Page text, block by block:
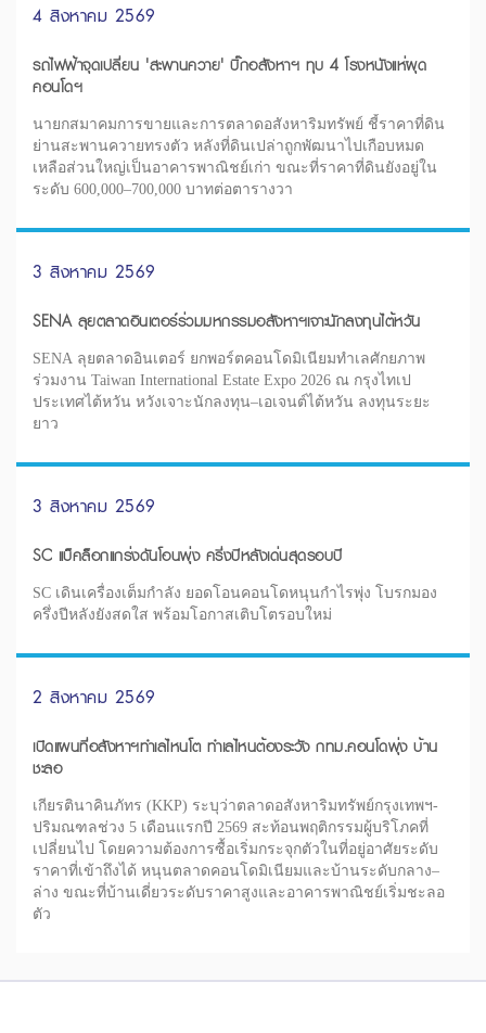
4 สิงหาคม 2569
รถไฟฟ้าจุดเปลี่ยน 'สะพานควาย' บิ๊กอสังหาฯ ทุบ 4 โรงหนังแห่ผุด
คอนโดฯ
นายกสมาคมการขายและการตลาดอสังหาริมทรัพย์ ชี้ราคาที่ดิน
ย่านสะพานควายทรงตัว หลังที่ดินเปล่าถูกพัฒนาไปเกือบหมด
เหลือส่วนใหญ่เป็นอาคารพาณิชย์เก่า ขณะที่ราคาที่ดินยังอยู่ใน
ระดับ 600,000–700,000 บาทต่อตารางวา
3 สิงหาคม 2569
SENA ลุยตลาดอินเตอร์ร่วมมหกรรมอสังหาฯเจาะนักลงทุนไต้หวัน
SENA ลุยตลาดอินเตอร์ ยกพอร์ตคอนโดมิเนียมทำเลศักยภาพ
ร่วมงาน Taiwan International Estate Expo 2026 ณ กรุงไทเป
ประเทศไต้หวัน หวังเจาะนักลงทุน–เอเจนต์ไต้หวัน ลงทุนระยะ
ยาว
3 สิงหาคม 2569
SC แบ็คล็อกแกร่งดันโอนพุ่ง ครึ่งปีหลังเด่นสุดรอบปี
SC เดินเครื่องเต็มกำลัง ยอดโอนคอนโดหนุนกำไรพุ่ง โบรกมอง
ครึ่งปีหลังยังสดใส พร้อมโอกาสเติบโตรอบใหม่
2 สิงหาคม 2569
เปิดแผนที่อสังหาฯทำเลไหนโต ทำเลไหนต้องระวัง กทม.คอนโดพุ่ง บ้าน
ชะลอ
เกียรตินาคินภัทร (KKP) ระบุว่าตลาดอสังหาริมทรัพย์กรุงเทพฯ-
ปริมณฑลช่วง 5 เดือนแรกปี 2569 สะท้อนพฤติกรรมผู้บริโภคที่
เปลี่ยนไป โดยความต้องการซื้อเริ่มกระจุกตัวในที่อยู่อาศัยระดับ
ราคาที่เข้าถึงได้ หนุนตลาดคอนโดมิเนียมและบ้านระดับกลาง–
ล่าง ขณะที่บ้านเดี่ยวระดับราคาสูงและอาคารพาณิชย์เริ่มชะลอ
ตัว